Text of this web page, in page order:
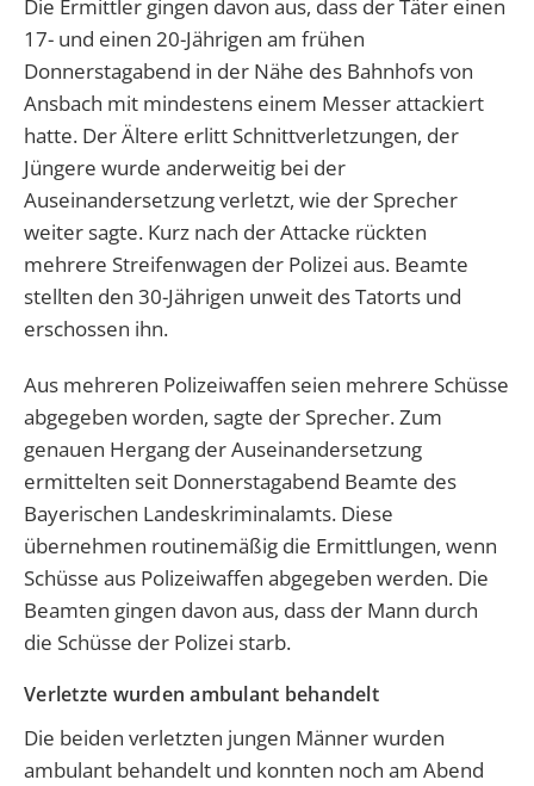
Die Ermittler gingen davon aus, dass der Täter einen
17- und einen 20-Jährigen am frühen
Donnerstagabend in der Nähe des Bahnhofs von
Ansbach mit mindestens einem Messer attackiert
hatte. Der Ältere erlitt Schnittverletzungen, der
Jüngere wurde anderweitig bei der
Auseinandersetzung verletzt, wie der Sprecher
weiter sagte. Kurz nach der Attacke rückten
mehrere Streifenwagen der Polizei aus. Beamte
stellten den 30-Jährigen unweit des Tatorts und
erschossen ihn.
Aus mehreren Polizeiwaffen seien mehrere Schüsse
abgegeben worden, sagte der Sprecher. Zum
genauen Hergang der Auseinandersetzung
ermittelten seit Donnerstagabend Beamte des
Bayerischen Landeskriminalamts. Diese
übernehmen routinemäßig die Ermittlungen, wenn
Schüsse aus Polizeiwaffen abgegeben werden. Die
Beamten gingen davon aus, dass der Mann durch
die Schüsse der Polizei starb.
Verletzte wurden ambulant behandelt
Die beiden verletzten jungen Männer wurden
ambulant behandelt und konnten noch am Abend